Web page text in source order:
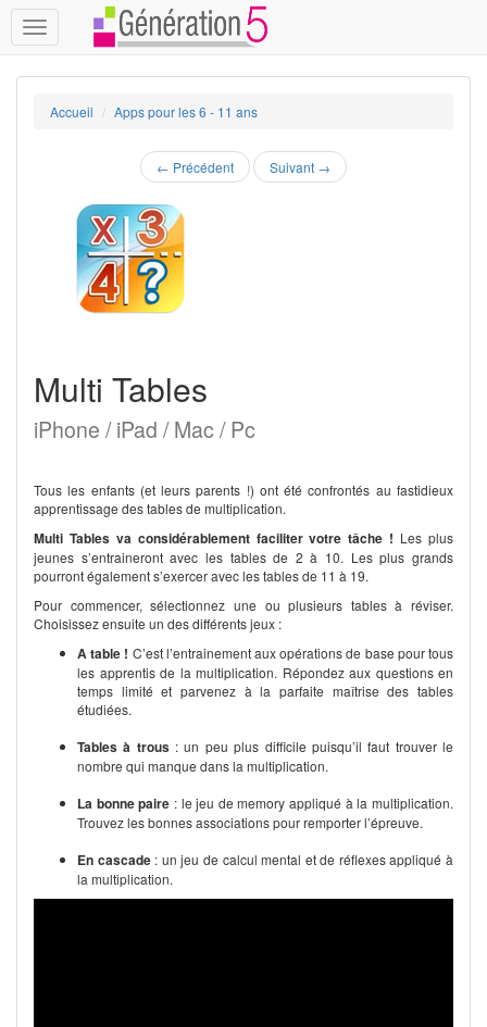
Toggle
navigation
Accueil Apps pour les 6 - 11 ans
← Précédent Suivant →
Multi Tables
iPhone / iPad / Mac / Pc
Tous les enfants (et leurs parents !) ont été confrontés au fastidieux
apprentissage des tables de multiplication.
Multi Tables va considérablement faciliter votre tâche ! Les plus
jeunes s’entraineront avec les tables de 2 à 10. Les plus grands
pourront également s’exercer avec les tables de 11 à 19.
Pour commencer, sélectionnez une ou plusieurs tables à réviser.
Choisissez ensuite un des différents jeux :
A table ! C’est l’entrainement aux opérations de base pour tous
les apprentis de la multiplication. Répondez aux questions en
temps limité et parvenez à la parfaite maîtrise des tables
étudiées.
Tables à trous: un peu plus difficile puisqu’il faut trouver le
nombre qui manque dans la multiplication.
La bonne paire : le jeu de memory appliqué à la multiplication.
Trouvez les bonnes associations pour remporter l’épreuve.
En cascade: un jeu de calcul mental et de réflexes appliqué à
la multiplication.